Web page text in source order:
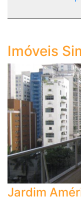
Imóveis
Jardim